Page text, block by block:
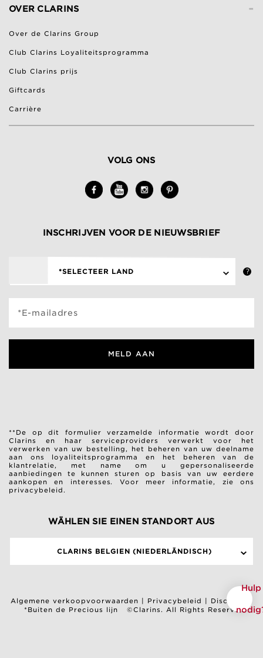
-
OVER CLARINS
Over de Clarins Group
Club Clarins Loyaliteitsprogramma
Club Clarins prijs
Giftcards
Carrière
VOLG ONS
INSCHRIJVEN VOOR DE NIEUWSBRIEF
*SELECTEER LAND
*E-mailadres
MELD AAN
**De op dit formulier verzamelde informatie wordt door
Clarins en haar serviceproviders verwerkt voor het
verwerken van uw bestelling, het beheren van uw deelname
aan ons loyaliteitsprogramma en het beheren van de
klantrelatie, met name om u gepersonaliseerde
aanbiedingen te kunnen sturen op basis van uw eerdere
aankopen en interesses. Voor meer informatie, zie ons
privacybeleid.
WÄHLEN SIE EINEN STANDORT AUS
CLARINS BELGIEN (NIEDERLÄNDISCH)
Algemene verkoopvoorwaarden Privacybeleid
Disclaimer
*Buiten de Precious lijn
©Clarins. All Rights Reserved
Hulp